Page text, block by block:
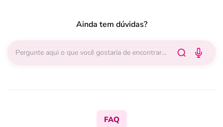
Ainda tem dúvidas?
FAQ